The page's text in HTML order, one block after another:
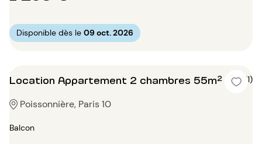
Disponible dès le 09 oct. 2026
Location Appartement 2 chambres 55m² 5 (1)
Poissonnière, Paris 10
Balcon